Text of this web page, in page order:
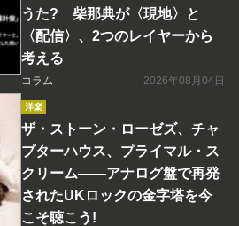
うた? 柴那典が〈現地〉と
〈配信〉、2つのレイヤーから
考える
コラム 2026年08月04日
洋楽
ザ・ストーン・ローゼズ、チャ
プターハウス、プライマル・ス
クリーム――アナログ盤で再発
されたUKロックの金字塔を今
こそ聴こう!